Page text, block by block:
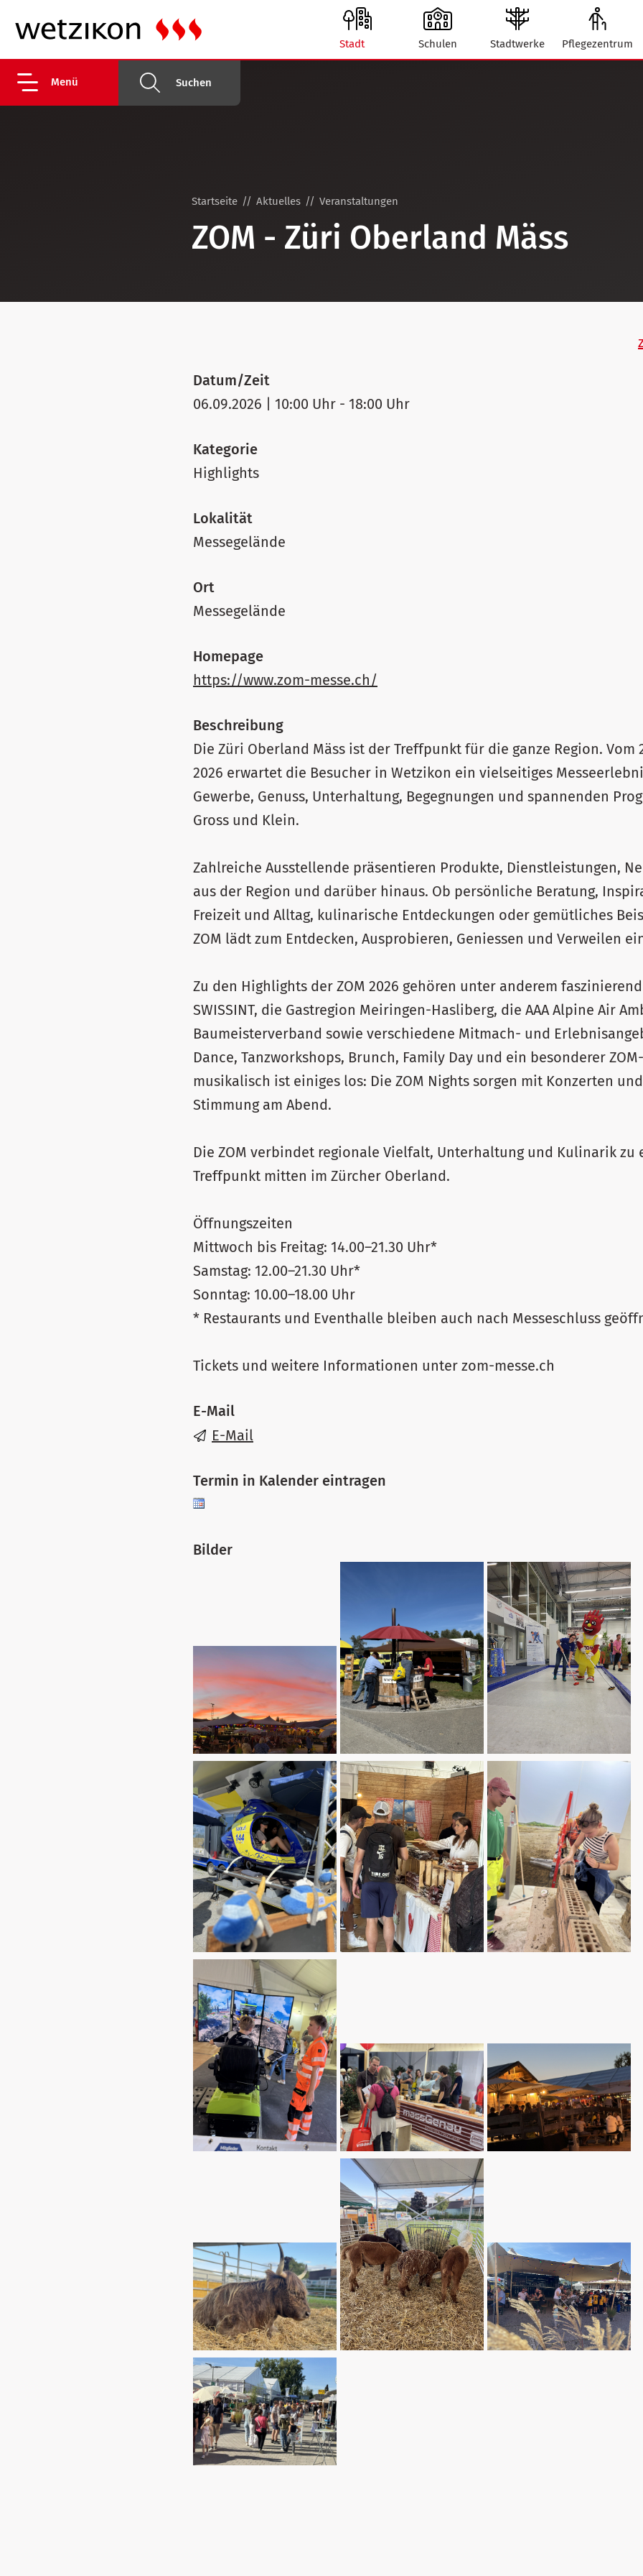
Menü Suchen
Stadt Schulen Stadtwerke Pflegezentrum
Startseite Aktuelles Veranstaltungen
ZOM - Züri Oberland Mäss
Datum/Zeit
06.09.2026 | 10:00 Uhr - 18:00 Uhr
Kategorie
Highlights
Lokalität
Messegelände
Ort
Messegelände
Homepage
https://www.zom-messe.ch/
Beschreibung
Die Züri Oberland Mäss ist der Treffpunkt für die ganze Region. Vom
2026 erwartet die Besucher in Wetzikon ein vielseitiges
Gewerbe, Genuss, Unterhaltung, Begegnungen und spannenden
Gross und Klein.
Zahlreiche Ausstellende präsentieren Produkte, Dienstleistungen,
aus der Region und darüber hinaus. Ob persönliche Beratung,
Freizeit und Alltag, kulinarische Entdeckungen oder gemütliches
ZOM lädt zum Entdecken, Ausprobieren, Geniessen und Verweilen
Zu den Highlights der ZOM 2026 gehören unter anderem
SWISSINT, die Gastregion Meiringen-Hasliberg, die AAA Alpine Air
Baumeisterverband sowie verschiedene Mitmach- und
Dance, Tanzworkshops, Brunch, Family Day und ein besonderer
musikalisch ist einiges los: Die ZOM Nights sorgen mit Konzerten
Stimmung am Abend.
Die ZOM verbindet regionale Vielfalt, Unterhaltung und Kulinarik zu
Treffpunkt mitten im Zürcher Oberland.
Öffnungszeiten
Mittwoch bis Freitag: 14.00–21.30 Uhr*
Samstag: 12.00–21.30 Uhr*
Sonntag: 10.00–18.00 Uhr
* Restaurants und Eventhalle bleiben auch nach Messeschluss
Tickets und weitere Informationen unter zom-messe.ch
E-Mail
E-Mail
Termin in Kalender eintragen
Bilder